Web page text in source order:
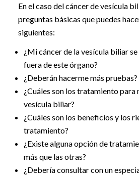
En el caso del cáncer de vesícula
preguntas básicas que puedes
siguientes:
¿Mi cáncer de la vesícula biliar
fuera de este órgano?
¿Deberán hacerme más pruebas?
¿Cuáles son los tratamiento para
vesícula biliar?
¿Cuáles son los beneficios y los
tratamiento?
¿Existe alguna opción de
más que las otras?
¿Debería consultar con un